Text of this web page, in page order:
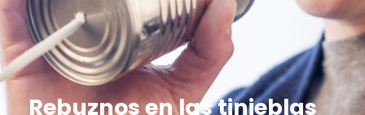
Rebuznos en las tinieblas